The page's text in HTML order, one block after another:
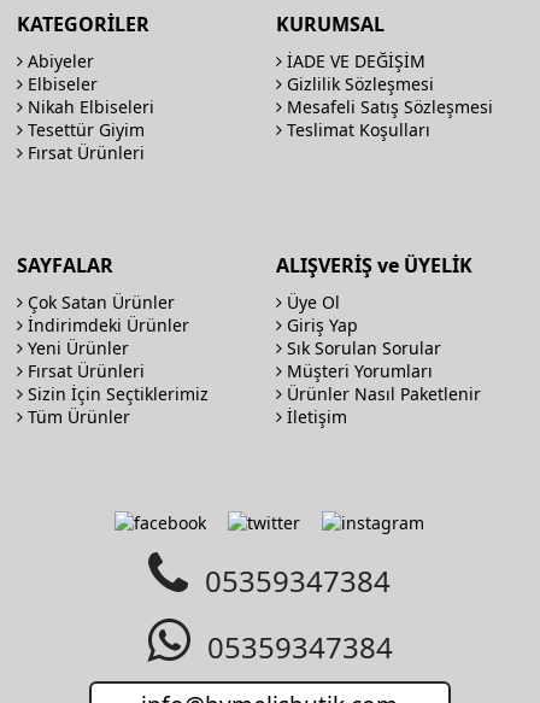
KATEGORİLER
Abiyeler
Elbiseler
Nikah Elbiseleri
Tesettür Giyim
Fırsat Ürünleri
KURUMSAL
İADE VE DEĞİŞİM
Gizlilik Sözleşmesi
Mesafeli Satış Sözleşmesi
Teslimat Koşulları
SAYFALAR
Çok Satan Ürünler
İndirimdeki Ürünler
Yeni Ürünler
Fırsat Ürünleri
Sizin İçin Seçtiklerimiz
Tüm Ürünler
ALIŞVERİŞ ve ÜYELİK
Üye Ol
Giriş Yap
Sık Sorulan Sorular
Müşteri Yorumları
Ürünler Nasıl Paketlenir
İletişim
05359347384
05359347384